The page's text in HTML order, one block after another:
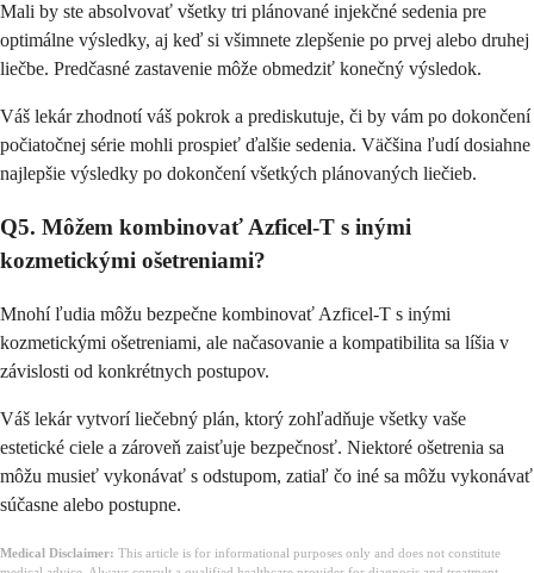
Mali by ste absolvovať všetky tri plánované injekčné sedenia pre
optimálne výsledky, aj keď si všimnete zlepšenie po prvej alebo druhej
liečbe. Predčasné zastavenie môže obmedziť konečný výsledok.
Váš lekár zhodnotí váš pokrok a prediskutuje, či by vám po dokončení
počiatočnej série mohli prospieť ďalšie sedenia. Väčšina ľudí dosiahne
najlepšie výsledky po dokončení všetkých plánovaných liečieb.
Q5. Môžem kombinovať Azficel-T s inými
kozmetickými ošetreniami?
Mnohí ľudia môžu bezpečne kombinovať Azficel-T s inými
kozmetickými ošetreniami, ale načasovanie a kompatibilita sa líšia v
závislosti od konkrétnych postupov.
Váš lekár vytvorí liečebný plán, ktorý zohľadňuje všetky vaše
estetické ciele a zároveň zaisťuje bezpečnosť. Niektoré ošetrenia sa
môžu musieť vykonávať s odstupom, zatiaľ čo iné sa môžu vykonávať
súčasne alebo postupne.
Medical Disclaimer: This article is for informational purposes only and does not constitute